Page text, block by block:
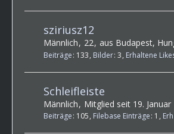
sziriusz12
Männlich 22 aus Budapest,
Beiträge 133 Bilder 3 Erhaltene
Schleifleiste
Männlich Mitglied seit 19. Januar
Beiträge 105 Filebase Einträge 1